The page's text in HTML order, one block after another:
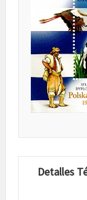
Detalles